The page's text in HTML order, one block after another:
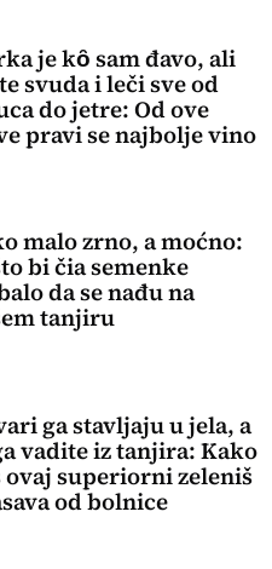
je kȏ sam đavo, ali
svuda i leči sve od
do jetre: Od ove
pravi se najbolje vino
malo zrno, a moćno:
bi čia semenke
da se nađu na
tanjiru
ga stavljaju u jela, a
vadite iz tanjira: Kako
ovaj superiorni zeleniš
od bolnice